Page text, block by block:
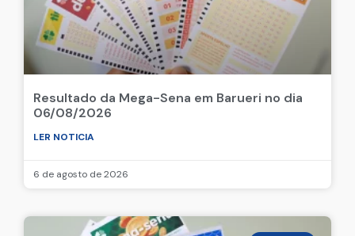
Resultado da Mega-Sena em Barueri no dia
06/08/2026
LER NOTICIA
6 de agosto de 2026